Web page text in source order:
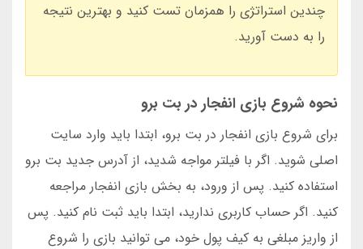
چندین استراتژی را همزمان تست کنید و بهترین نتیجه
را به دست آورید.
نحوه شروع بازی انفجار در بت برو
برای شروع بازی انفجار در بت برو، ابتدا باید وارد سایت
اصلی شوید. اگر با فیلتر مواجه شدید، از آدرس جدید بت برو
استفاده کنید. پس از ورود، به بخش بازی انفجار مراجعه
کنید. اگر حساب کاربری ندارید، ابتدا باید ثبت نام کنید. پس
از واریز مبلغی به کیف پول خود، می توانید بازی را شروع